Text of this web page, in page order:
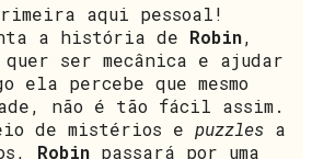
aqui pessoal!
a história de Robin,
quer ser mecânica e ajudar
ela percebe que mesmo
não é tão fácil assim.
de mistérios e puzzles a
Robin passará por uma